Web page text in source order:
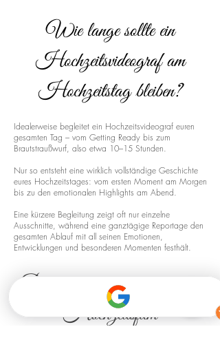
Wie lange sollte ein
Hochzeitsvideograf am
Hochzeitstag bleiben?
Idealerweise begleitet ein Hochzeitsvideograf euren
gesamten Tag – vom Getting Ready bis zum
Brautstraußwurf, also etwa 10–15 Stunden.
Nur so entsteht eine wirklich vollständige Geschichte
eures Hochzeitstages: vom ersten Moment am Morgen
bis zu den emotionalen Highlights am Abend.
Eine kürzere Begleitung zeigt oft nur einzelne
Ausschnitte, während eine ganztägige Reportage den
gesamten Ablauf mit all seinen Emotionen,
Entwicklungen und besonderen Momenten festhält.
Drohnenaufnahmen für euren
Hochzeitsfilm